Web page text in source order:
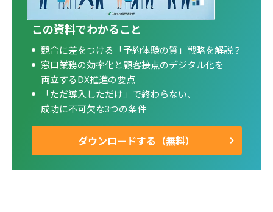
この資料でわかること
競合に差をつける「予約体験の質」戦略を解説？
窓口業務の効率化と顧客接点のデジタル化を
両立するDX推進の要点
「ただ導入しただけ」で終わらない、
成功に不可欠な3つの条件
ダウンロードする（無料）